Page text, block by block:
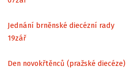
Jednání brněnské diecézní rady
19zář
Den novokřtěnců (pražské diecéze)